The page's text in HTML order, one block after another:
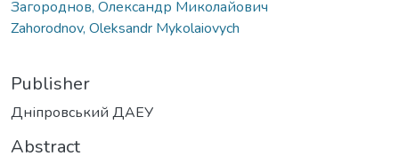
Загороднов, Олександр Миколайович
Zahorodnov, Oleksandr Mykolaiovych
Publisher
Дніпровський ДАЕУ
Abstract